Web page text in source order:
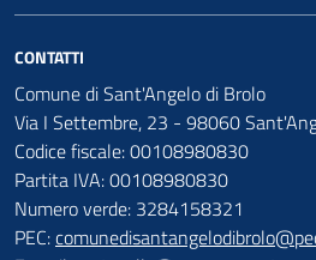
CONTATTI
Comune di Sant'Angelo di Brolo
Via I Settembre, 23 - 98060
Codice fiscale: 00108980830
Partita IVA: 00108980830
Numero verde: 3284158321
PEC: